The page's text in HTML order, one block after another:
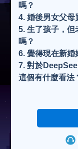
嗎？
4. 婚後男女父母
5. 生了孩子，但
嗎？
6. 覺得現在新婚
7. 對於
這個有什麼看法